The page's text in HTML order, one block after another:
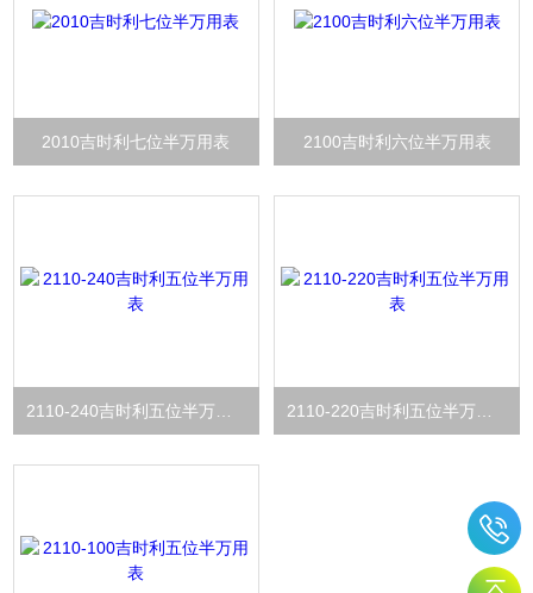
2010吉时利七位半万用表 2100吉时利六位半万用表